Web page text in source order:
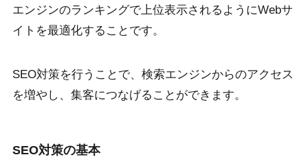
エンジンのランキングで上位表示されるようにWebサ
イトを最適化することです。
SEO対策を行うことで、検索エンジンからのアクセス
を増やし、集客につなげることができます。
SEO対策の基本